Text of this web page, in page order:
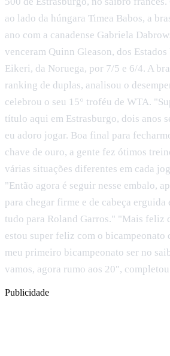
ao lado da húngara Timea Babos, a
ano com a canadense Gabriela
venceram Quinn Gleason, dos
Eikeri, da Noruega, por 7/5 e 6/4. A
ranking de duplas, analisou o
celebrou o seu 15° troféu de WTA.
título aqui em Estrasburgo, dois anos
eu adoro jogar. Boa final para
chave de ouro, a gente fez ótimos
várias situações diferentes em cada
"Então agora é seguir nesse embalo,
para chegar firme e de cabeça erguida
tudo para Roland Garros." "Mais feliz
estou super feliz com o bicampeonato
meu primeiro bicampeonato ser no
vamos, agora rumo aos 20",
Publicidade